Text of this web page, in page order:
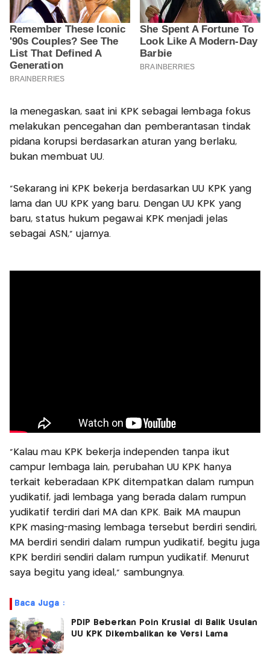
Ia menegaskan, saat ini KPK sebagai lembaga fokus
melakukan pencegahan dan pemberantasan tindak
pidana korupsi berdasarkan aturan yang berlaku,
bukan membuat UU.
"Sekarang ini KPK bekerja berdasarkan UU KPK yang
lama dan UU KPK yang baru. Dengan UU KPK yang
baru, status hukum pegawai KPK menjadi jelas
sebagai ASN," ujarnya.
"Kalau mau KPK bekerja independen tanpa ikut
campur lembaga lain, perubahan UU KPK hanya
terkait keberadaan KPK ditempatkan dalam rumpun
yudikatif, jadi lembaga yang berada dalam rumpun
yudikatif terdiri dari MA dan KPK. Baik MA maupun
KPK masing-masing lembaga tersebut berdiri sendiri,
MA berdiri sendiri dalam rumpun yudikatif, begitu juga
KPK berdiri sendiri dalam rumpun yudikatif. Menurut
saya begitu yang ideal," sambungnya.
Baca Juga :
PDIP Beberkan Poin Krusial di Balik Usulan
UU KPK Dikembalikan ke Versi Lama